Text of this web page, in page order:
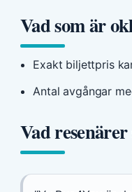
Vad som är
Exakt biljettpris
Antal avgångar
Vad